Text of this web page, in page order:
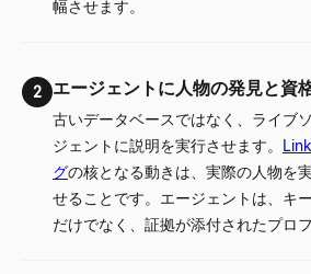
幅させます。
2 エージェントに人物の発見と資
古いデータベースではなく、ライブ
ジェントに説明を実行させます。
グの核となる動きは、実際の人物を
せることです。エージェントは、キ
だけでなく、証拠が添付されたプロ